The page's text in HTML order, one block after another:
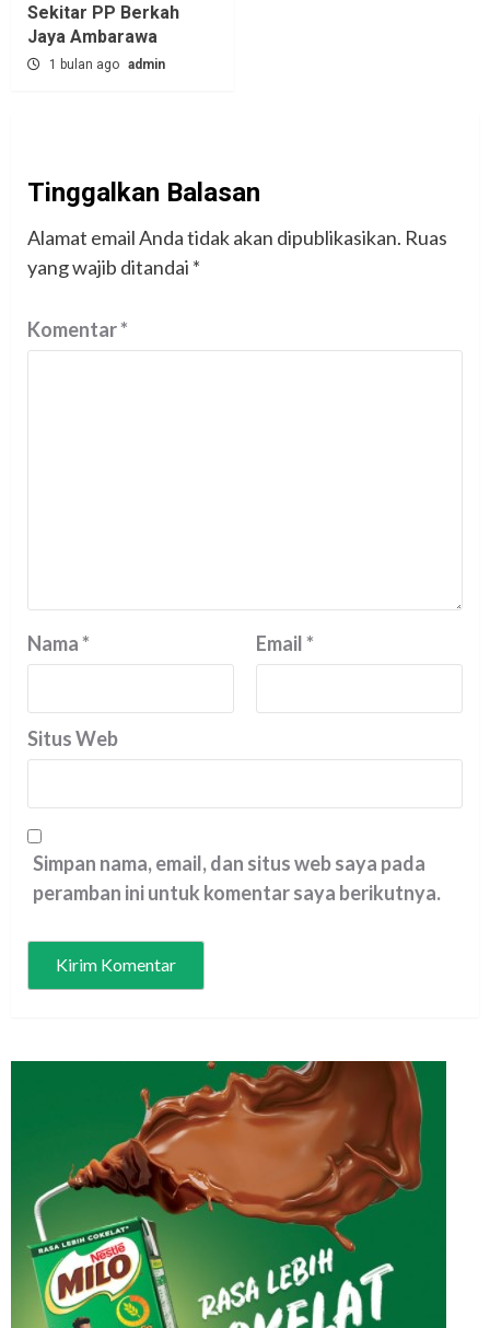
Sekitar PP Berkah
Jaya Ambarawa‎
1 bulan ago admin
Tinggalkan Balasan
Alamat email Anda tidak akan dipublikasikan. Ruas
yang wajib ditandai *
Komentar*
Nama* Email*
Situs Web
Simpan nama, email, dan situs web saya pada
peramban ini untuk komentar saya berikutnya.